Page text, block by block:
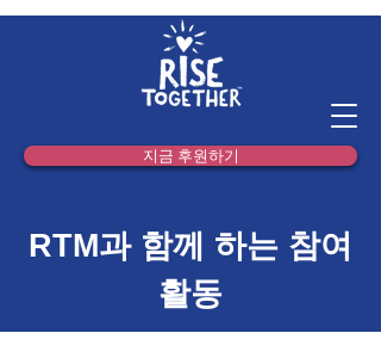
지금 후원하기
RTM과 함께 하는 참여
활동